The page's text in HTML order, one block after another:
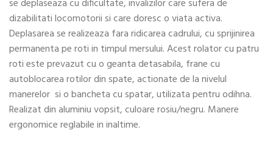
se deplaseaza cu dificultate, invalizilor care sufera de
dizabilitati locomotorii si care doresc o viata activa.
Deplasarea se realizeaza fara ridicarea cadrului, cu sprijinirea
permanenta pe roti in timpul mersului. Acest rolator cu patru
roti este prevazut cu o geanta detasabila, frane cu
autoblocarea rotilor din spate, actionate de la nivelul
manerelor si o bancheta cu spatar, utilizata pentru odihna.
Realizat din aluminiu vopsit, culoare rosiu/negru. Manere
ergonomice reglabile in inaltime.